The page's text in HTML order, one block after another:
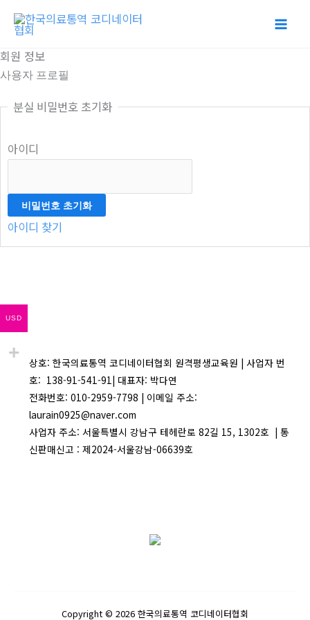
츠
로
기
회원 정보
사용자 프로필
분실 비밀번호 초기화
아이디
아이디 찾기
상호: 한국의료통역 코디네이터협회 원격평생교육원 | 사업자 번
호: 138-91-541-91| 대표자: 박다연
전화번호: 010-2959-7798 | 이메일 주소:
laurain0925@naver.com
사업자 주소: 서울특별시 강남구 테헤란로 82길 15, 1302호 | 통
신판매신고 : 제2024-서울강남-06639호
Copyright © 2026 한국의료통역 코디네이터협회
USD